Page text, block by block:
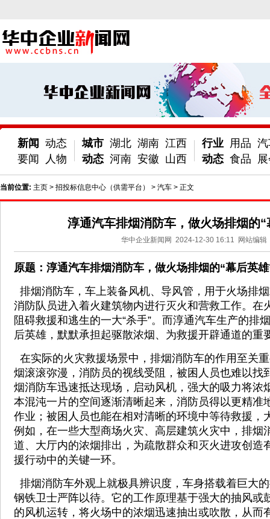
新闻
要闻
动态
人物
城市
动态
湖北 湖南 江西
河南 安徽 山西
行业
动态
用品
食品
当前位置: 主页 > 招投标信息中心（供需平台） > 汽车 > 正文
淳通汽车排烟消防车，做火场排烟的“
华中企业新闻网 2024-12-30 16:11 网站编辑
原题：淳通汽车排烟消防车，做火场排烟的“幕后英
排烟消防车，车上装备风机、导风管，用于火场排
消防队员进入着火建筑物内进行灭火和营救工作。在
阻碍救援和逃生的一大“杀手”。而淳通汽车生产的排
后英雄，默默承担起驱散浓烟、为救援开辟通道的重
在实际的火灾救援场景中，排烟消防车的作用至关
烟滚滚弥漫，消防员的视线受阻，被困人员也难以找
烟消防车迅速抵达现场，启动风机，强大的吸力将浓
本混沌一片的空间逐渐清晰起来，消防员得以更精准
作业；被困人员也能在相对清晰的环境中等待救援，
例如，在一些大型商场火灾、高层建筑火灾中，排烟
道、大厅内的浓烟排出，为疏散群众和灭火进攻创造
援行动中的关键一环。
排烟消防车外观上就极具辨识度，车身搭载着巨大
钢铁卫士严阵以待。它的工作原理基于强大的抽风或
的风机运转，将火场中的浓烟迅速抽出或吹散，从而